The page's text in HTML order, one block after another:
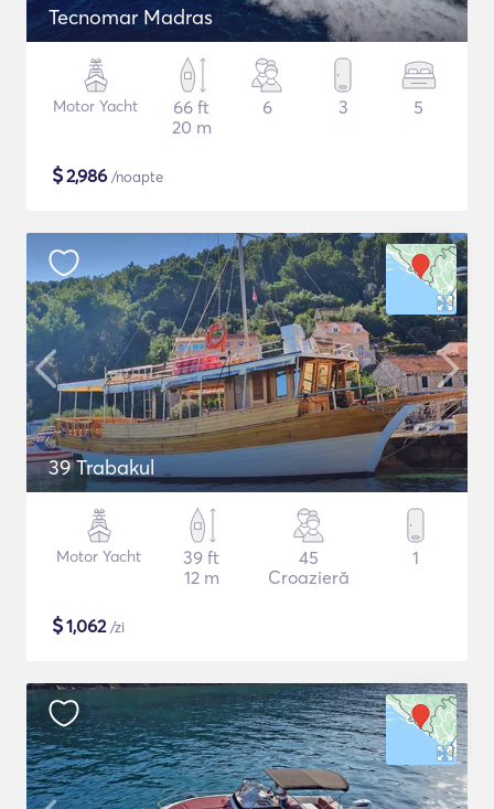
Tecnomar Madras
Motor Yacht
66 ft
20 m
6 3 5
$2,986 /noapte
39 Trabakul
Motor Yacht
39 ft
12 m
45
Croazieră
1
$1,062/zi